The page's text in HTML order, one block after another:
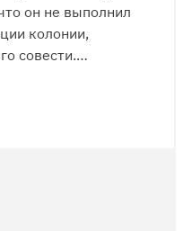
он не выполнил
колонии,
совести.
не выводят
верующий